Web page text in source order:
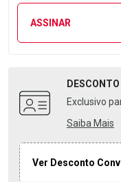
ASSINAR
DESCONTO
Exclusivo
Saiba Mais
Ver Desconto